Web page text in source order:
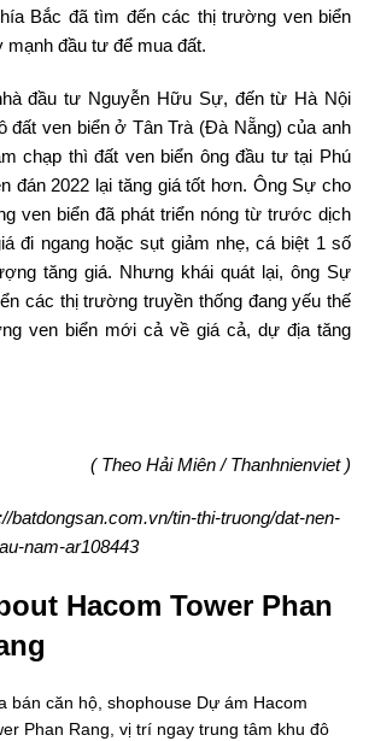
Bắc đã tìm đến các thị trường ven biển
đầu tư để mua đất.
đầu tư Nguyễn Hữu Sự, đến từ Hà Nội
đất ven biển ở Tân Trà (Đà Nẵng) của anh
chạp thì đất ven biển ông đầu tư tại Phú
đán 2022 lại tăng giá tốt hơn. Ông Sự cho
ven biển đã phát triển nóng từ trước dịch
đi ngang hoặc sụt giảm nhẹ, cá biệt 1 số
tăng giá. Nhưng khái quát lại, ông Sự
các thị trường truyền thống đang yếu thế
ven biển mới cả về giá cả, dự địa tăng
( Theo Hải Miên / Thanhnienviet )
batdongsan.com.vn/tin-thi-truong/dat-nen-
nam-ar108443
Hacom Tower Phan
bán căn hộ, shophouse Dự ám Hacom
Phan Rang, vị trí ngay trung tâm khu đô